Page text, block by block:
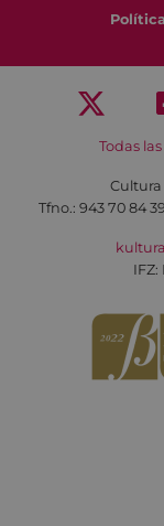
Todas
Cultura
Tfno.: 943 70 84
IFZ: